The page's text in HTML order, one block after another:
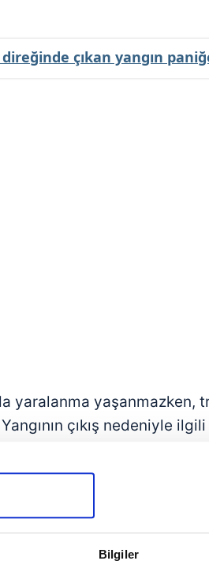
Bilgiler
çıkan yangın
yaralanma yaşanmazken,
çıkış nedeniyle